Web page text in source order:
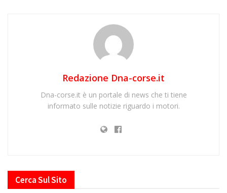
Redazione Dna-corse.it
Dna-corse.it è un portale di news che ti tiene
informato sulle notizie riguardo i motori.
Cerca Sul Sito